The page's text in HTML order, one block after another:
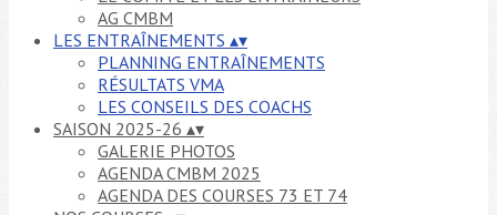
AG CMBM
LES ENTRAÎNEMENTS ▴▾
PLANNING ENTRAÎNEMENTS
RÉSULTATS VMA
LES CONSEILS DES COACHS
SAISON 2025-26 ▴▾
GALERIE PHOTOS
AGENDA CMBM 2025
AGENDA DES COURSES 73 ET 74